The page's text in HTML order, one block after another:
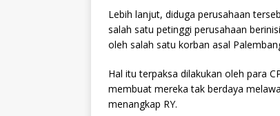
Lebih lanjut, diduga perusahaan
salah satu petinggi perusahaan
oleh salah satu korban asal
Hal itu terpaksa dilakukan oleh para
membuat mereka tak berdaya
menangkap RY.